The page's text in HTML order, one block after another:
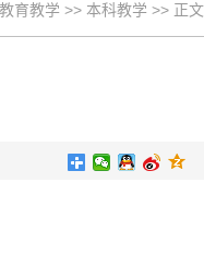
教育教学 >> 本科教学 >> 正文